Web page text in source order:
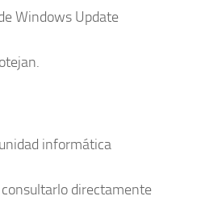
Windows Update
informática
directamente